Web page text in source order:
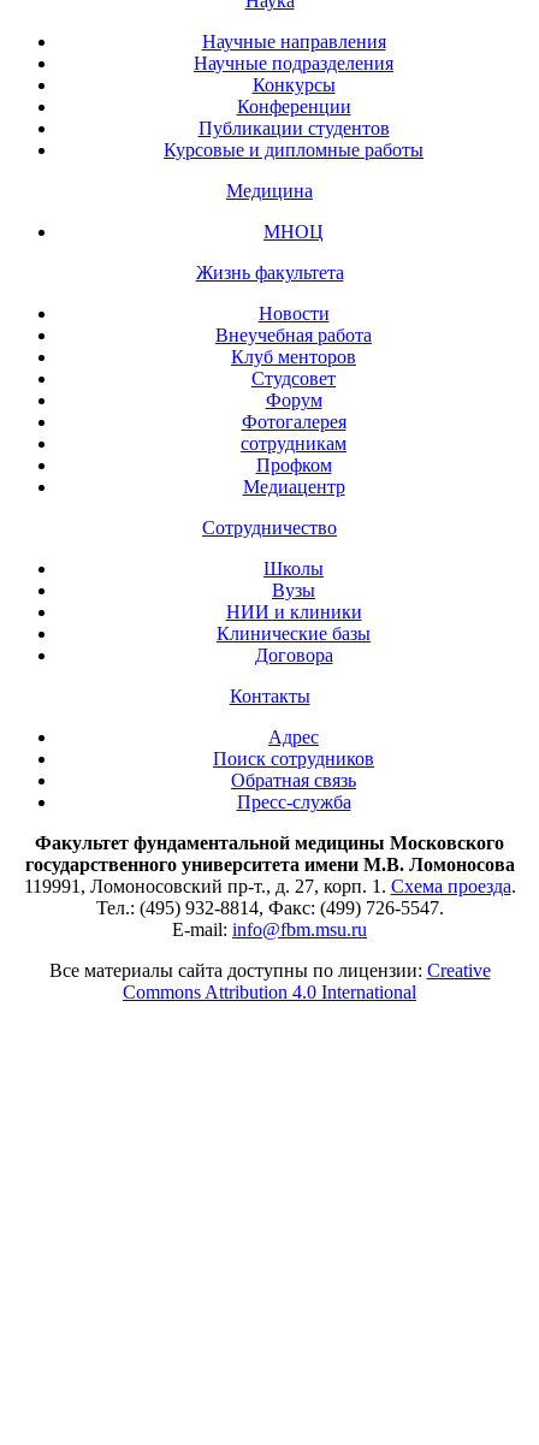
Научные направления
Научные подразделения
Конкурсы
Конференции
Публикации студентов
Курсовые и дипломные работы
Медицина
МНОЦ
Жизнь факультета
Новости
Внеучебная работа
Клуб менторов
Студсовет
Форум
Фотогалерея
сотрудникам
Профком
Медиацентр
Сотрудничество
Школы
Вузы
НИИ и клиники
Клинические базы
Договора
Контакты
Адрес
Поиск сотрудников
Обратная связь
Пресс-служба
Факультет фундаментальной медицины Московского
государственного университета имени М.В. Ломоносова
119991, Ломоносовский пр-т., д. 27, корп. 1. Схема проезда.
Тел.: (495) 932-8814, Факс: (499) 726-5547.
E-mail: info@fbm.msu.ru
Все материалы сайта доступны по лицензии: Creative
Commons Attribution 4.0 International